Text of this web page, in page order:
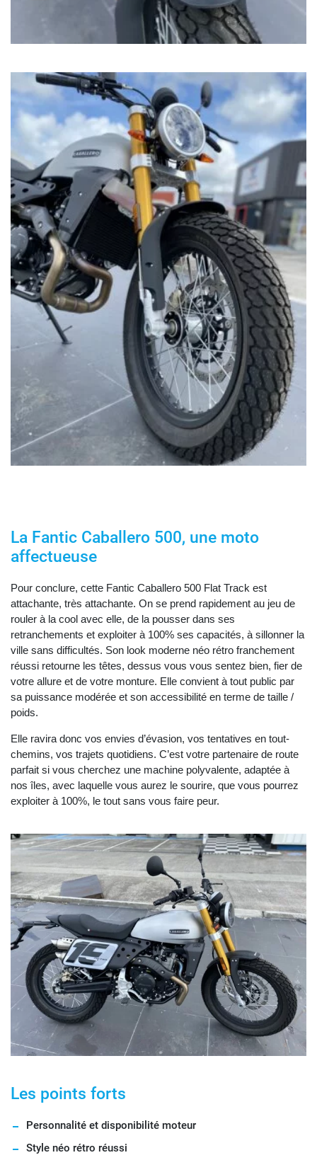
La Fantic Caballero 500, une moto
affectueuse
Pour conclure, cette Fantic Caballero 500 Flat Track est
attachante, très attachante. On se prend rapidement au jeu de
rouler à la cool avec elle, de la pousser dans ses
retranchements et exploiter à 100% ses capacités, à sillonner la
ville sans difficultés. Son look moderne néo rétro franchement
réussi retourne les têtes, dessus vous vous sentez bien, fier de
votre allure et de votre monture. Elle convient à tout public par
sa puissance modérée et son accessibilité en terme de taille /
poids.
Elle ravira donc vos envies d’évasion, vos tentatives en tout-
chemins, vos trajets quotidiens. C’est votre partenaire de route
parfait si vous cherchez une machine polyvalente, adaptée à
nos îles, avec laquelle vous aurez le sourire, que vous pourrez
exploiter à 100%, le tout sans vous faire peur.
Les points forts
Personnalité et disponibilité moteur
Style néo rétro réussi